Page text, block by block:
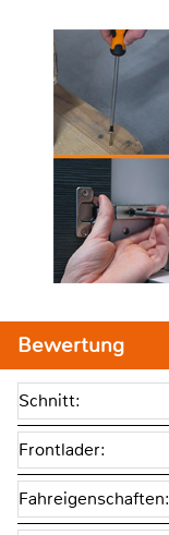
Bewertung
Schnitt:
Frontlader:
Fahreigenschaften: